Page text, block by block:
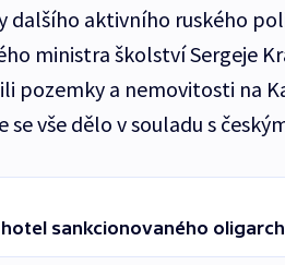
dalšího aktivního ruského
ministra školství Sergeje
pozemky a nemovitosti na
se vše dělo v souladu s
sankcionovaného